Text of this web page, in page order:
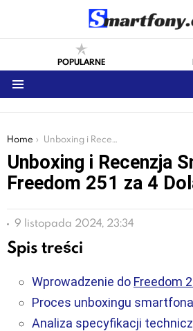
POPULARNE
You are here:
Home Unboxing i Recenzja Smartfona Freedom 251 za 4 Dolary
Unboxing i Recenzja
Freedom 251 za 4
9 listopada 2024, 23:34
Spis treści
Wprowadzenie do Freedom
Proces unboxingu
Analiza specyfikacji